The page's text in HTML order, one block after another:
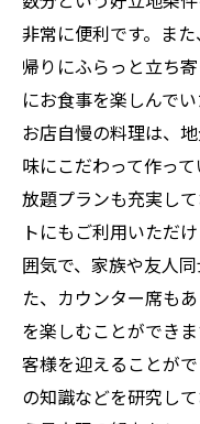
非常に便利です。ま
帰りにふらっと立ち
にお食事を楽しんで
お店自慢の料理は、
味にこだわって作っ
放題プランも充実し
トにもご利用いただ
囲気で、家族や友人
た、カウンター席も
を楽しむことができ
客様を迎えることが
の知識などを研究し